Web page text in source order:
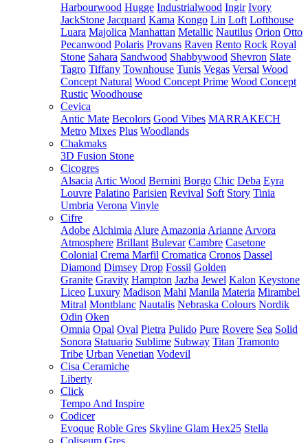
Harbourwood Hugge Industrialwood Ingir Ivory
JackStone Jacquard Kama Kongo Lin Loft Lofthouse
Luara Majolica Manhattan Metallic Nautilus Orion Otto
Pecanwood Polaris Provans Raven Rento Rock Royal
Stone Sahara Sandwood Shabbywood Shevron Slate
Tagro Tiffany Townhouse Tunis Vegas Versal Wood
Concept Natural Wood Concept Prime Wood Concept
Rustic Woodhouse
Cevica
Antic Mate Becolors Good Vibes MARRAKECH
Metro Mixes Plus Woodlands
Chakmaks
3D Fusion Stone
Cicogres
Alsacia Artic Wood Bernini Borgo Chic Deba Eyra
Louvre Palatino Parisien Revival Soft Story Tinia
Umbria Verona Vinyle
Cifre
Adobe Alchimia Alure Amazonia Arianne Arvora
Atmosphere Brillant Bulevar Cambre Casetone
Colonial Crema Marfil Cromatica Cronos Dassel
Diamond Dimsey Drop Fossil Golden
Granite Gravity Hampton Jazba Jewel Kalon Keystone
Liceo Luxury Madison Mahi Manila Materia Mirambel
Mitral Montblanc Nautalis Nebraska Colours Nordik
Odin Oken
Omnia Opal Oval Pietra Pulido Pure Rovere Sea Solid
Sonora Statuario Sublime Subway Titan Tramonto
Tribe Urban Venetian Vodevil
Cisa Ceramiche
Liberty
Click
Tempo And Inspire
Codicer
Evoque Roble Gres Skyline Glam Hex25 Stella